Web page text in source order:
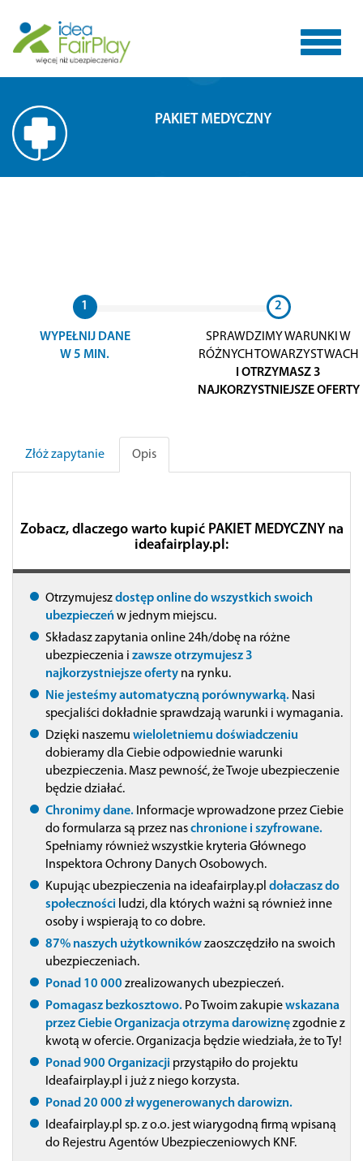
Toggle
PAKIET MEDYCZNY
1
WYPEŁNIJ DANE
W 5 MIN.
2
SPRAWDZIMY WARUNKI W
RÓŻNYCH TOWARZYSTWACH
I OTRZYMASZ 3
NAJKORZYSTNIEJSZE OFERTY
Złóż zapytanie Opis
Zobacz, dlaczego warto kupić PAKIET MEDYCZNY na
ideafairplay.pl:
Otrzymujeszdostęp online do wszystkich swoich
ubezpieczeńw jednym miejscu.
Składasz zapytania online 24h/dobę na różne
ubezpieczenia i zawsze otrzymujesz 3
najkorzystniejsze oferty na rynku.
Nie jesteśmy automatyczną porównywarką. Nasi
specjaliści dokładnie sprawdzają warunki i wymagania.
Dzięki naszemu wieloletniemu doświadczeniu
dobieramy dla Ciebie odpowiednie warunki
ubezpieczenia. Masz pewność, że Twoje ubezpieczenie
będzie działać.
Chronimy dane. Informacje wprowadzone przez Ciebie
do formularza są przez naschronione i szyfrowane.
Spełniamy również wszystkie kryteria Głównego
Inspektora Ochrony Danych Osobowych.
Kupując ubezpieczenia na ideafairplay.pl dołaczasz do
społeczności ludzi, dla których ważni są również inne
osoby i wspierają to co dobre.
87% naszych użytkownikówzaoszczędziło na swoich
ubezpieczeniach.
Ponad 10 000 zrealizowanych ubezpieczeń.
Pomagasz bezkosztowo. Po Twoim zakupiewskazana
przez Ciebie Organizacja otrzyma darowiznęzgodnie z
kwotą w ofercie. Organizacja będzie wiedziała, że to Ty!
Ponad 900 Organizacji przystąpiło do projektu
Ideafairplay.pl i już z niego korzysta.
Ponad 20 000 zł wygenerowanych darowizn.
Ideafairplay.pl sp. z o.o. jest wiarygodną firmą wpisaną
do Rejestru Agentów Ubezpieczeniowych KNF.